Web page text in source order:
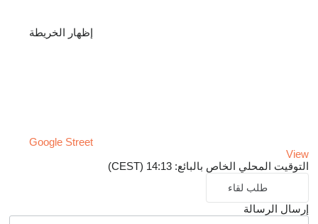
إظهار الخريطة
Google Street
View
التوقيت المحلي الخاص بالبائع: 14:13 (CEST)
طلب لقاء
إرسال الرسالة